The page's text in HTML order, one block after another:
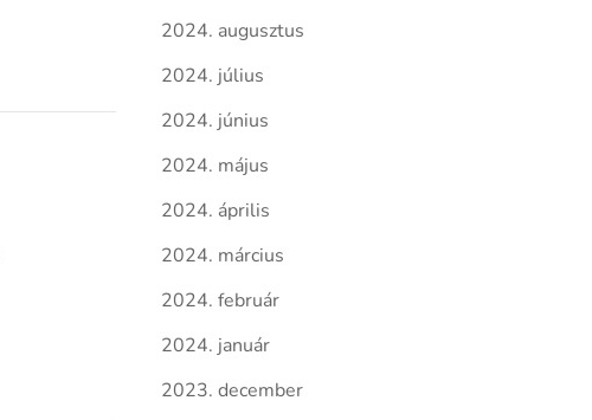
2024. augusztus
2024. július
2024. június
2024. május
2024. április
2024. március
2024. február
2024. január
2023. december